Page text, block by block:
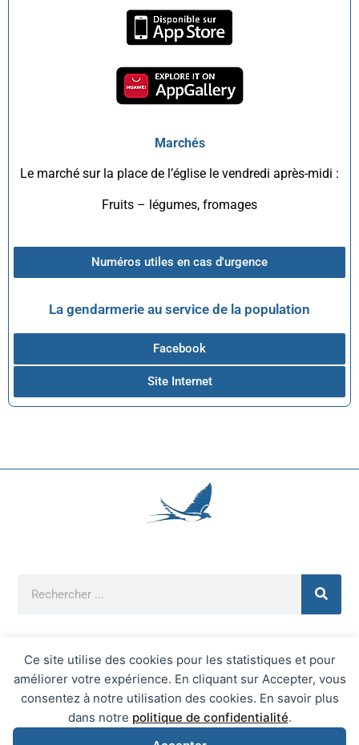
Ce site utilise des cookies pour les statistiques et pour
améliorer votre expérience. En cliquant sur Accepter, vous
consentez à notre utilisation des cookies. En savoir plus
dans notre politique de confidentialité.
Marchés
Le marché sur la place de l’église le vendredi après-midi :
Fruits – légumes, fromages
Numéros utiles en cas d'urgence
La gendarmerie au service de la population
Facebook
Site Internet
Mentions Légales
Mairie d'Écrainville © 2026 Tous Droits Réservés